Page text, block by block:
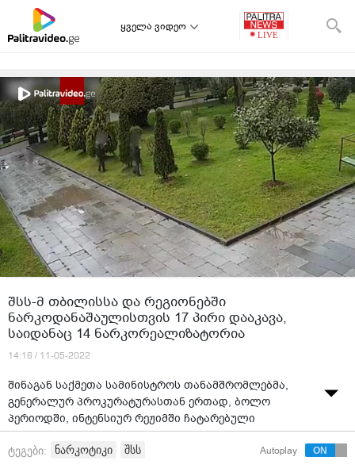
ყველა ვიდეო
შსს-მ თბილისსა და რეგიონებში
ნარკოდანაშაულისთვის 17 პირი დააკავა,
საიდანაც 14 ნარკორეალიზატორია
14:16 / 11-05-2022
შინაგან საქმეთა სამინისტროს თანამშრომლებმა,
გენერალურ პროკურატურასთან ერთად, ბოლო
პერიოდში, ინტენსიურ რეჟიმში ჩატარებული
კომპლექსური ოპერატიულ-სამძებრო ღონისძიებების
და საგამოძიებო მოქმედებების შედეგად, თბილისში,
ტეგები: ნარკოტიკი შსს Autoplay